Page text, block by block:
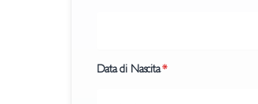
Data di Nascita*